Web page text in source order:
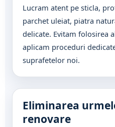
Lucram atent pe sticla,
parchet uleiat, piatra
delicate. Evitam folosirea
aplicam proceduri
suprafetelor noi.
Eliminarea
renovare